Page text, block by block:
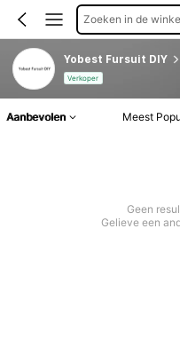
Zoeken in de
Yobest Fursuit DIY
Verkoper
Aanbevolen Meest
Geen
Gelieve een